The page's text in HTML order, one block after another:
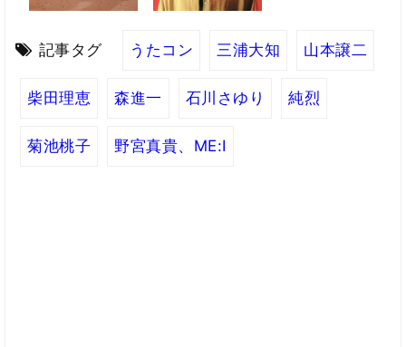
記事タグ うたコン 三浦大知 山本譲二
柴田理恵 森進一 石川さゆり 純烈
菊池桃子 野宮真貴、ME:I